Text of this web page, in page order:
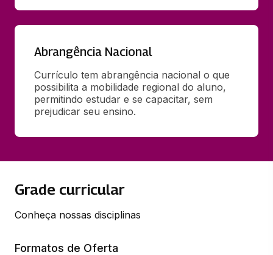
Abrangência Nacional
Currículo tem abrangência nacional o que
possibilita a mobilidade regional do aluno,
permitindo estudar e se capacitar, sem
prejudicar seu ensino.
Grade curricular
Conheça nossas disciplinas
Formatos de Oferta